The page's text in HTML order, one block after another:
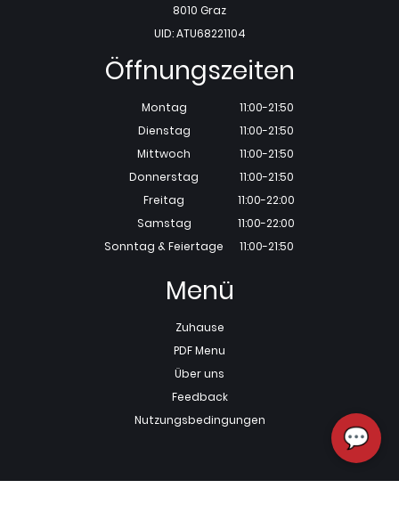
8010 Graz
UID: ATU68221104
Öffnungszeiten
Montag
Dienstag
Mittwoch
Donnerstag
Freitag
Samstag
Sonntag & Feiertage
11:00-21:50
11:00-21:50
11:00-21:50
11:00-21:50
11:00-22:00
11:00-22:00
11:00-21:50
Menü
Zuhause
PDF Menu
Über uns
Feedback
Nutzungsbedingungen
💬